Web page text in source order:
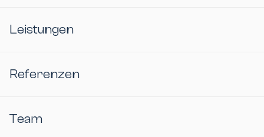
Leistungen
Referenzen
Team